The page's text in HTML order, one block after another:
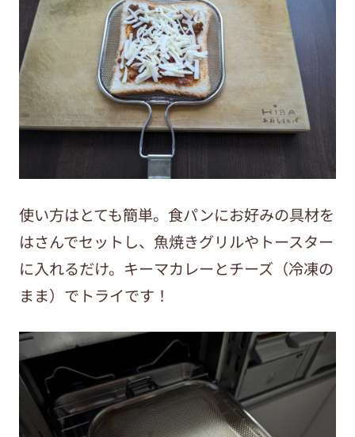
使い方はとても簡単。食パンにお好みの具材を
はさんでセットし、魚焼きグリルやトースター
に入れるだけ。キーマカレーとチーズ（冷凍の
まま）でトライです！